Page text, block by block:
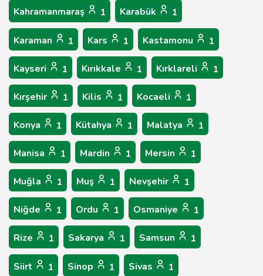
Kahramanmaraş 1 Karabük 1
Karaman 1 Kars 1 Kastamonu 1
Kayseri 1 Kırıkkale 1 Kırklareli 1
Kırşehir 1 Kilis 1 Kocaeli 1
Konya 1 Kütahya 1 Malatya 1
Manisa 1 Mardin 1 Mersin 1
Muğla 1 Muş 1 Nevşehir 1
Niğde 1 Ordu 1 Osmaniye 1
Rize 1 Sakarya 1 Samsun 1
Siirt 1 Sinop 1 Sivas 1